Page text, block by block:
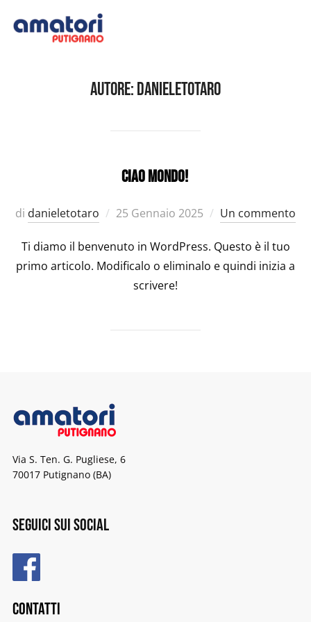
contenuto
Autore:danieletotaro
Ciao mondo!
di danieletotaro
Pubblicato
25 Gennaio 2025 Un commento
Ti diamo il benvenuto in WordPress. Questo è il tuo
primo articolo. Modificalo o eliminalo e quindi inizia a
scrivere!
Via S. Ten. G. Pugliese, 6
70017 Putignano (BA)
Seguici sui Social
Contatti